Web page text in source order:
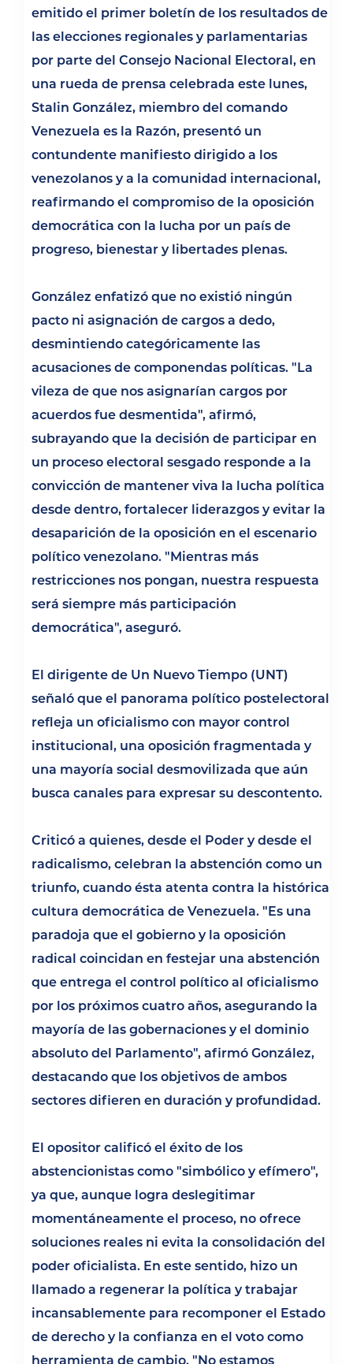
emitido el primer boletín de los resultados de
las elecciones regionales y parlamentarias
por parte del Consejo Nacional Electoral, en
una rueda de prensa celebrada este lunes,
Stalin González, miembro del comando
Venezuela es la Razón, presentó un
contundente manifiesto dirigido a los
venezolanos y a la comunidad internacional,
reafirmando el compromiso de la oposición
democrática con la lucha por un país de
progreso, bienestar y libertades plenas.
González enfatizó que no existió ningún
pacto ni asignación de cargos a dedo,
desmintiendo categóricamente las
acusaciones de componendas políticas. "La
vileza de que nos asignarían cargos por
acuerdos fue desmentida", afirmó,
subrayando que la decisión de participar en
un proceso electoral sesgado responde a la
convicción de mantener viva la lucha política
desde dentro, fortalecer liderazgos y evitar la
desaparición de la oposición en el escenario
político venezolano. "Mientras más
restricciones nos pongan, nuestra respuesta
será siempre más participación
democrática", aseguró.
El dirigente de Un Nuevo Tiempo (UNT)
señaló que el panorama político postelectoral
refleja un oficialismo con mayor control
institucional, una oposición fragmentada y
una mayoría social desmovilizada que aún
busca canales para expresar su descontento.
Criticó a quienes, desde el Poder y desde el
radicalismo, celebran la abstención como un
triunfo, cuando ésta atenta contra la histórica
cultura democrática de Venezuela. "Es una
paradoja que el gobierno y la oposición
radical coincidan en festejar una abstención
que entrega el control político al oficialismo
por los próximos cuatro años, asegurando la
mayoría de las gobernaciones y el dominio
absoluto del Parlamento", afirmó González,
destacando que los objetivos de ambos
sectores difieren en duración y profundidad.
El opositor calificó el éxito de los
abstencionistas como "simbólico y efímero",
ya que, aunque logra deslegitimar
momentáneamente el proceso, no ofrece
soluciones reales ni evita la consolidación del
poder oficialista. En este sentido, hizo un
llamado a regenerar la política y trabajar
incansablemente para recomponer el Estado
de derecho y la confianza en el voto como
herramienta de cambio. "No estamos